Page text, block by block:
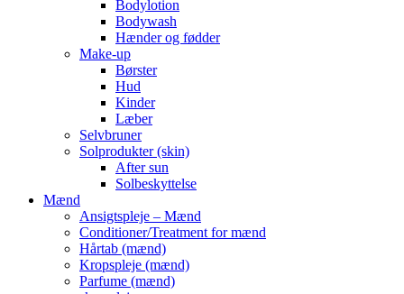
Bodylotion
Bodywash
Hænder og fødder
Make-up
Børster
Hud
Kinder
Læber
Selvbruner
Solprodukter (skin)
After sun
Solbeskyttelse
Mænd
Ansigtspleje – Mænd
Conditioner/Treatment for mænd
Hårtab (mænd)
Kropspleje (mænd)
Parfume (mænd)